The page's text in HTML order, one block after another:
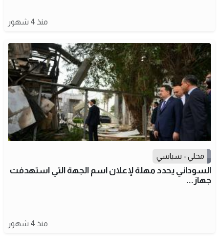
منذ 4 شهور
محلي - سياسي
السوداني يحدد مهلة لإعلان اسم الجهة التي استهدفت
جهاز...
منذ 4 شهور